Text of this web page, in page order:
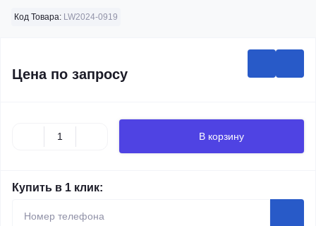
Код Товара: LW2024-0919
Цена по запросу
В корзину
Купить в 1 клик: